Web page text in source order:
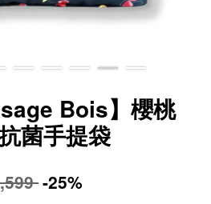
Bois】櫻桃
菌手提袋
-25%